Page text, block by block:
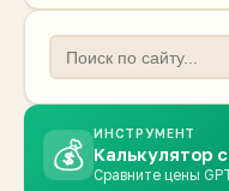
💰
ИНСТРУМЕНТ
Калькулятор
Сравните цены